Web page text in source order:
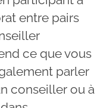
entre pairs
ce que vous
parler
conseiller ou à